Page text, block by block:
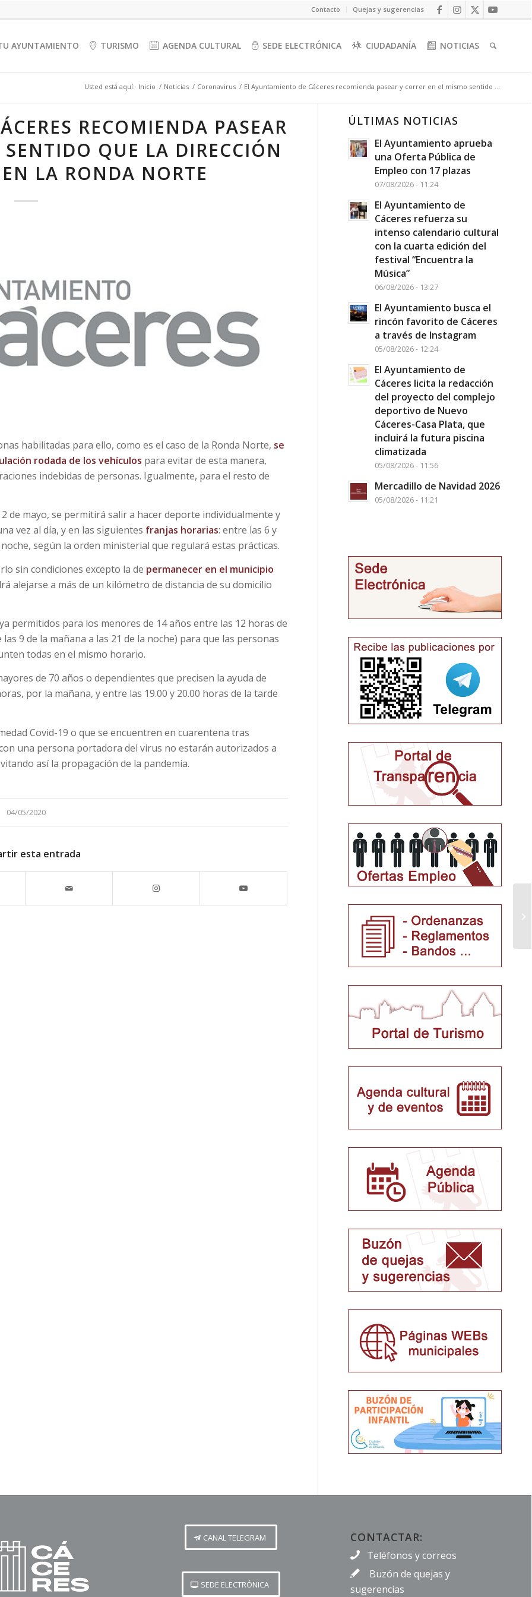
Contacto Quejas y sugerencias
AYUNTAMIENTO TURISMO AGENDA CULTURAL SEDE ELECTRÓNICA CIUDADANÍA NOTICIAS
Usted está aquí: Inicio / Noticias / Coronavirus / El Ayuntamiento de Cáceres recomienda pasear y correr en el mismo sentido ...
RECOMIENDA PASEAR
QUE LA DIRECCIÓN
LA RONDA NORTE
habilitadas para ello, como es el caso de la Ronda Norte, se
rodada de los vehículos para evitar de esta manera,
indebidas de personas. Igualmente, para el resto de
de mayo, se permitirá salir a hacer deporte individualmente y
vez al día, y en las siguientes franjas horarias: entre las 6 y
según la orden ministerial que regulará estas prácticas.
sin condiciones excepto la de permanecer en el municipio
alejarse a más de un kilómetro de distancia de su domicilio
permitidos para los menores de 14 años entre las 12 horas de
9 de la mañana a las 21 de la noche) para que las personas
todas en el mismo horario.
de 70 años o dependientes que precisen la ayuda de
por la mañana, y entre las 19.00 y 20.00 horas de la tarde
Covid-19 o que se encuentren en cuarentena tras
una persona portadora del virus no estarán autorizados a
así la propagación de la pandemia.
04/05/2020
esta entrada
ÚLTIMAS NOTICIAS
El Ayuntamiento aprueba
una Oferta Pública de
Empleo con 17 plazas
07/08/2026 - 11:24
El Ayuntamiento de
Cáceres refuerza su
intenso calendario cultural
con la cuarta edición del
festival “Encuentra la
Música”
06/08/2026 - 13:27
El Ayuntamiento busca el
rincón favorito de Cáceres
a través de Instagram
05/08/2026 - 12:24
El Ayuntamiento de
Cáceres licita la redacción
del proyecto del complejo
deportivo de Nuevo
Cáceres-Casa Plata, que
incluirá la futura piscina
climatizada
05/08/2026 - 11:56
Mercadillo de Navidad 2026
05/08/2026 - 11:21
CANAL TELEGRAM
SEDE ELECTRÓNICA
CONTACTAR:
Teléfonos y correos
Buzón de quejas y
sugerencias